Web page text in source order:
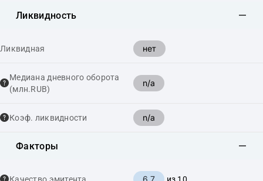
Ликвидность
Ликвидная нет
Медиана дневного оборота
(млн.RUB)
n/a
Коэф. ликвидности n/a
Факторы
6.7